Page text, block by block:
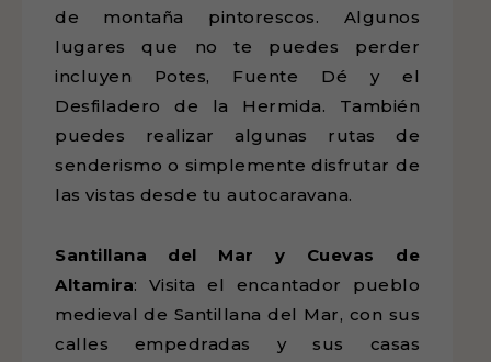
de montaña pintorescos. Algunos
lugares que no te puedes perder
incluyen Potes, Fuente Dé y el
Desfiladero de la Hermida. También
puedes realizar algunas rutas de
senderismo o simplemente disfrutar de
las vistas desde tu autocaravana.
Santillana del Mar y Cuevas de
Altamira: Visita el encantador pueblo
medieval de Santillana del Mar, con sus
calles empedradas y sus casas